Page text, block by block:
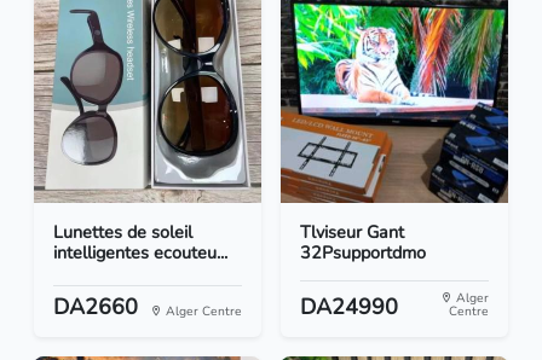
Lunettes de soleil
intelligentes ecouteu...
DA2660 Alger Centre
Tlviseur Gant
32Psupportdmo
DA24990 Alger
Centre